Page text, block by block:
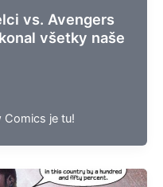
vs. Avengers
všetky naše
Comics je tu!